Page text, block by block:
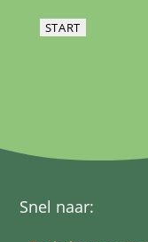
Snel naar: